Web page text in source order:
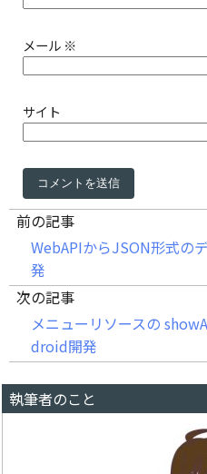
メール ※
サイト
前の記事
WebAPIからJSON形式の
発
次の記事
メニューリソースの
droid開発
執筆者のこと